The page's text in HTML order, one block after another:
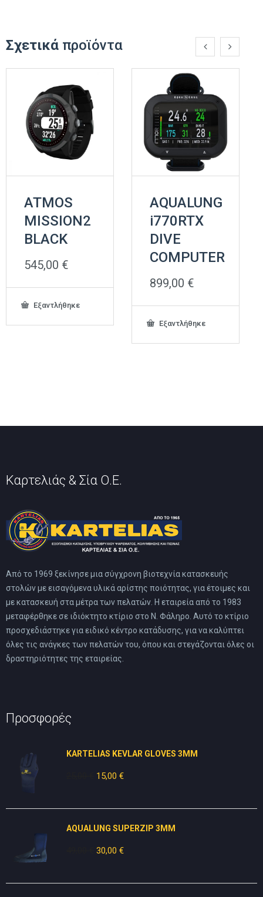
Σχετικά προϊόντα
ATMOS
MISSION2
BLACK
545,00 €
Εξαντλήθηκε
AQUALUNG
i770RTX
DIVE
COMPUTER
899,00 €
Εξαντλήθηκε
Καρτελιάς & Σία Ο.Ε.
Από το 1969 ξεκίνησε μια σύγχρονη βιοτεχνία κατασκευής
στολών με εισαγόμενα υλικά αρίστης ποιότητας, για έτοιμες και
με κατασκευή στα μέτρα των πελατών. Η εταιρεία από το 1983
μεταφέρθηκε σε ιδιόκτητο κτίριο στο Ν. Φάληρο. Αυτό το κτίριο
προσχεδιάστηκε για ειδικό κέντρο κατάδυσης, για να καλύπτει
όλες τις ανάγκες των πελατών του, όπου και στεγάζονται όλες οι
δραστηριότητες της εταιρείας.
Προσφορές
KARTELIAS KEVLAR GLOVES 3ΜΜ
Original
15,00 €Η
15,00 €.
AQUALUNG SUPERZIP 3MM
Original
30,00 €Η